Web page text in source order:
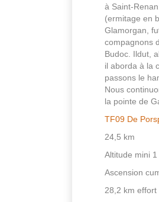
à Saint-
(ermitage en
Glamorgan,
compagnons
Budoc. Ildut,
il aborda à la
passons le
Nous
la pointe de
TF09 De
24,5 km
Altitude mini
Ascension
28,2 km effort